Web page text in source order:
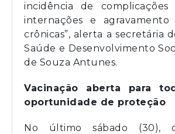
incidência de complicações
internações e
crônicas”, alerta a secretária
Saúde e Desenvolvimento
de Souza Antunes.
Vacinação aberta para
oportunidade de proteção
No último sábado (30),